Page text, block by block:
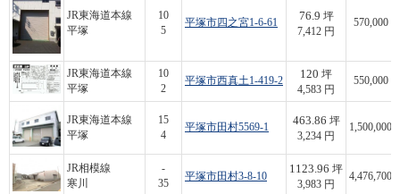
JR東海道本線
平塚
10
5
平塚市四之宮1-6-61
76.9 坪
7,412 円
570,000
JR東海道本線
平塚
10
2
平塚市西真土1-419-2
120 坪
4,583 円
550,000
JR東海道本線
平塚
15
4
平塚市田村5569-1
463.86 坪
3,234 円
1,500,000
JR相模線
寒川
-
35
平塚市田村3-8-10
1123.96 坪
3,983 円
4,476,700